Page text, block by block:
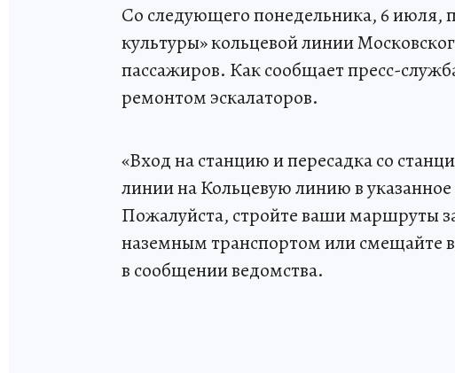
Со следующего понедельника, 6 июля,
культуры» кольцевой линии
пассажиров. Как сообщает пресс-
ремонтом эскалаторов.
«Вход на станцию и пересадка со
линии на Кольцевую линию в
Пожалуйста, стройте ваши маршруты
наземным транспортом или смещайте
в сообщении ведомства.